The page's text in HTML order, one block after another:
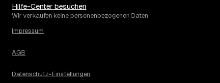
eher am unteren Ende, eine voll möblierte Wohnung mit
Etage ohne Aufzug oder viel Sperrmüll eher am oberen.
Sondermüllanteil verschieben den Endpreis. Den genauen
kostenlosen Einschätzung.
Hilfe-Center besuchen
Wir verkaufen keine personenbezogenen Daten
Impressum
AGB
Datenschutz-Einstellungen